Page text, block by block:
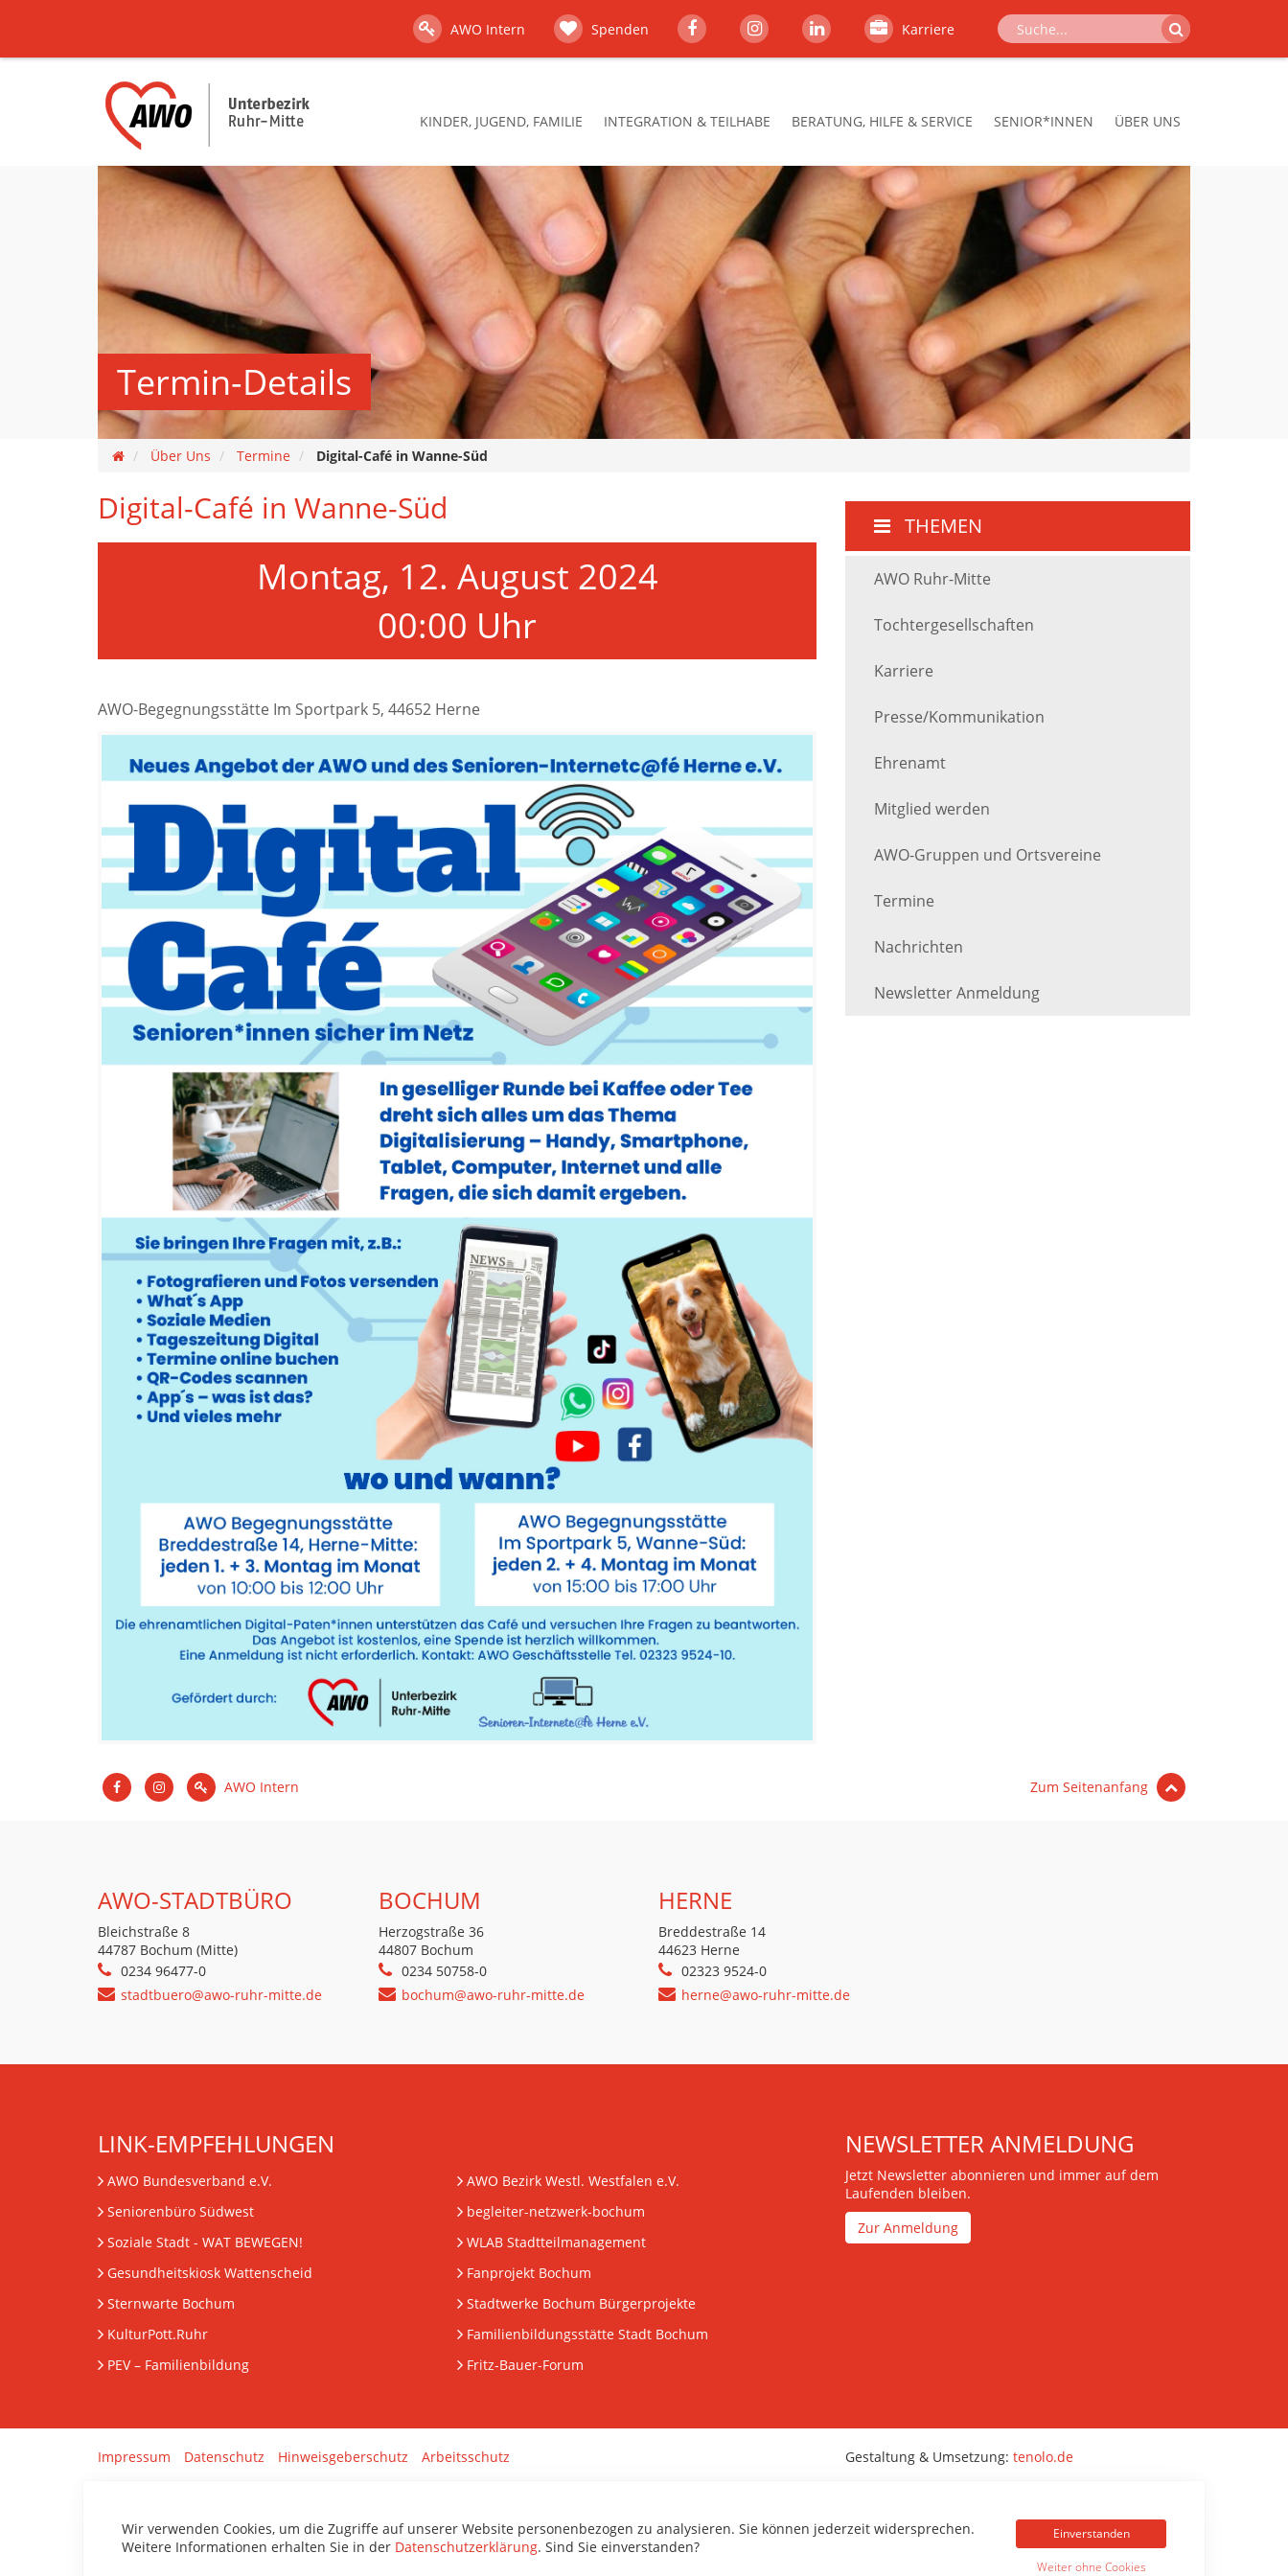
AWO Intern Spenden Karriere
KINDER, JUGEND, FAMILIE INTEGRATION & TEILHABE BERATUNG, HILFE & SERVICE SENIOR*INNEN ÜBER UNS
Termin-Details
Über Uns Termine Digital-Café in Wanne-Süd
Digital-Café in Wanne-Süd
Montag, 12. August 2024
00:00 Uhr
AWO-Begegnungsstätte Im Sportpark 5, 44652 Herne
THEMEN
AWO Ruhr-Mitte
Tochtergesellschaften
Karriere
Presse/Kommunikation
Ehrenamt
Mitglied werden
AWO-Gruppen und Ortsvereine
Termine
Nachrichten
Newsletter Anmeldung
AWO Intern Zum Seitenanfang
AWO-STADTBÜRO
Bleichstraße 8
44787 Bochum (Mitte)
0234 96477-0
stadtbuero@awo-ruhr-mitte.de
BOCHUM
Herzogstraße 36
44807 Bochum
0234 50758-0
bochum@awo-ruhr-mitte.de
HERNE
Breddestraße 14
44623 Herne
02323 9524-0
herne@awo-ruhr-mitte.de
LINK-EMPFEHLUNGEN
AWO Bundesverband e.V.
AWO Bezirk Westl. Westfalen e.V.
Seniorenbüro Südwest
begleiter-netzwerk-bochum
Soziale Stadt - WAT BEWEGEN!
WLAB Stadtteilmanagement
Gesundheitskiosk Wattenscheid
Fanprojekt Bochum
Sternwarte Bochum
Stadtwerke Bochum Bürgerprojekte
KulturPott.Ruhr
Familienbildungsstätte Stadt Bochum
PEV– Familienbildung Fritz-Bauer-Forum
NEWSLETTER ANMELDUNG
Jetzt Newsletter abonnieren und immer auf dem
Laufenden bleiben.
Zur Anmeldung
Impressum Datenschutz Hinweisgeberschutz Arbeitsschutz Gestaltung & Umsetzung: tenolo.de
Wir verwenden Cookies, um die Zugriffe auf unserer Website personenbezogen zu analysieren. Sie können jederzeit widersprechen.
Weitere Informationen erhalten Sie in der Datenschutzerklärung. Sind Sie einverstanden?
Einverstanden
Weiter ohne Cookies